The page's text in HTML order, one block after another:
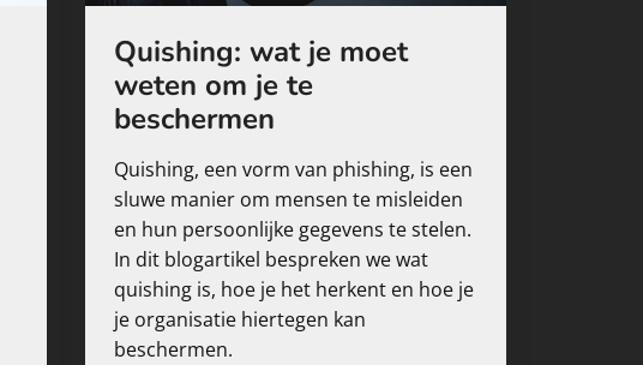
Quishing: wat je moet
weten om je te
beschermen
Quishing, een vorm van phishing, is een
sluwe manier om mensen te misleiden
en hun persoonlijke gegevens te stelen.
In dit blogartikel bespreken we wat
quishing is, hoe je het herkent en hoe je
je organisatie hiertegen kan
beschermen.